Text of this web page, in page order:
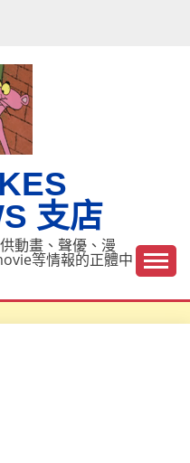
支店
動畫、聲優、漫
等情報的正體中